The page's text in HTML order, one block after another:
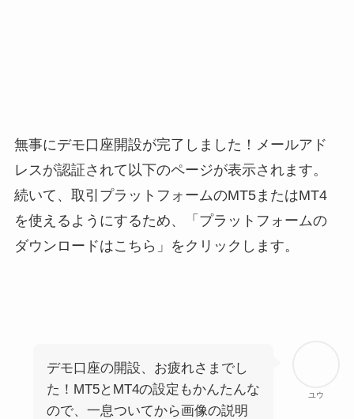
無事にデモ口座開設が完了しました！メールアド
レスが認証されて以下のページが表示されます。
続いて、取引プラットフォームのMT5またはMT4
を使えるようにするため、「プラットフォームの
ダウンロードはこちら」をクリックします。
ユウ
デモ口座の開設、お疲れさまでし
た！MT5とMT4の設定もかんたんな
ので、一息ついてから画像の説明